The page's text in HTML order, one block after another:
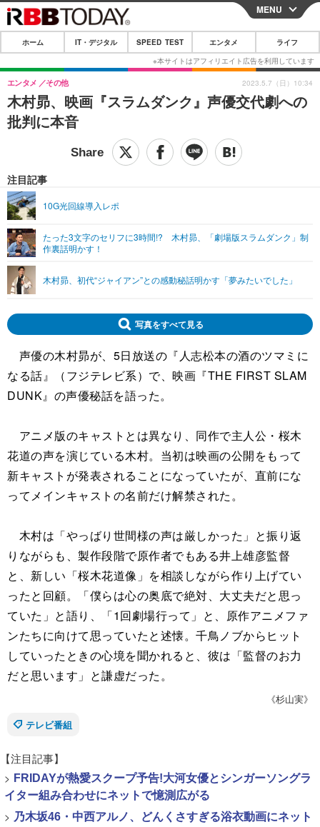
CLOSE
ホーム
IT・デジタル
IT・デジタルTOP スマートフォン
その他
SPEED TEST
映画・ドラマ
グラビア
ショッピング その他
ライフTOP
その他
リリース一覧
プッシュ通知の停止方法
MENU
ホーム IT・デジタル SPEED TEST エンタメ ライフ
木村昴、映画『スラムダンク』声優交代劇への
批判に本音
エンタメ その他
注目記事
10G光回線導入レポ
たった3文字のセリフに3時間!? 木村昴、「劇場版スラムダンク」制
作裏話明かす！
木村昴、初代“ジャイアン”との感動秘話明かす「夢みたいでした」
2023.5.7（日）10:34
写真をすべて見る
声優の木村昴が、5日放送の『人志松本の酒のツマミに
なる話』（フジテレビ系）で、映画『THE FIRST SLAM
DUNK』の声優秘話を語った。
アニメ版のキャストとは異なり、同作で主人公・桜木
花道の声を演じている木村。当初は映画の公開をもって
新キャストが発表されることになっていたが、直前にな
ってメインキャストの名前だけ解禁された。
木村は「やっばり世間様の声は厳しかった」と振り返
りながらも、製作段階で原作者でもある井上雄彦監督
と、新しい「桜木花道像」を相談しながら作り上げてい
ったと回顧。「僕らは心の奥底で絶対、大丈夫だと思っ
ていた」と語り、「1回劇場行って」と、原作アニメファ
ンたちに向けて思っていたと述懐。千鳥ノブからヒット
していったときの心境を聞かれると、彼は「監督のお力
だと思います」と謙虚だった。
《杉山実》
テレビ番組
【注目記事】
> FRIDAYが熱愛スクープ予告!大河女優とシンガーソングラ
イター組み合わせにネットで憶測広がる
> 乃木坂46・中西アルノ、どんくさすぎる浴衣動画にネット